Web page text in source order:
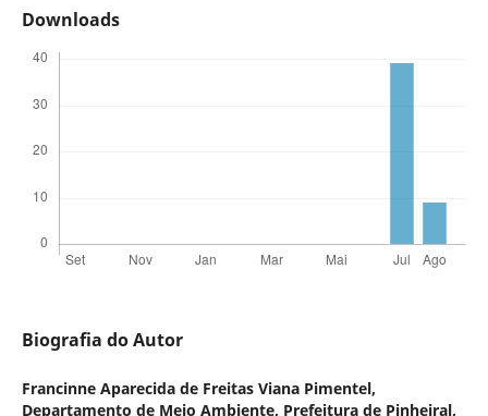
Downloads
Biografia do Autor
Francinne Aparecida de Freitas Viana Pimentel,
Departamento de Meio Ambiente, Prefeitura de Pinheiral,